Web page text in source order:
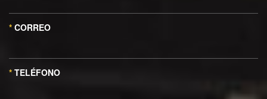
* CORREO
* TELÉFONO